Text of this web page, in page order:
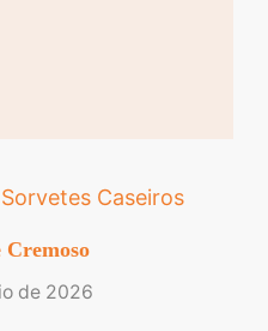
Caseiros
Cremoso
de 2026